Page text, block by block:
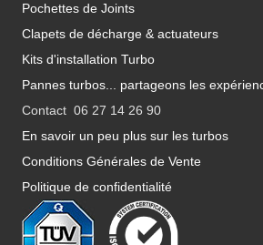
Pochettes de Joints
Clapets de décharge & actuateurs
Kits d'installation Turbo
Pannes turbos... partageons les
Contact 06 27 14 26 90
En savoir un peu plus sur les turbos
Conditions Générales de Vente
Politique de confidentialité